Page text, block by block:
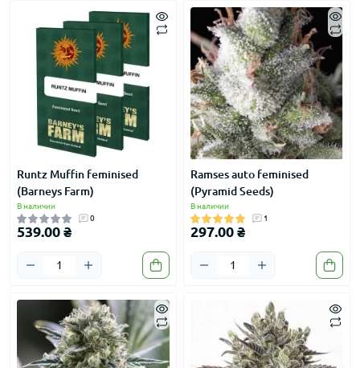
Runtz Muffin feminised
(Barneys Farm)
В наличии
0
539.00 ₴
Ramses auto feminised
(Pyramid Seeds)
В наличии
1
297.00 ₴